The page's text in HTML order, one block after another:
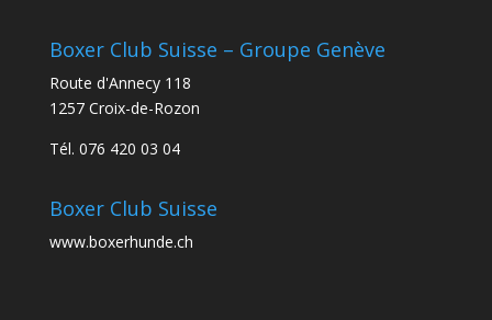
Boxer Club Suisse – Groupe Genève
Route d'Annecy 118
1257 Croix-de-Rozon
Tél. 076 420 03 04
Boxer Club Suisse
www.boxerhunde.ch